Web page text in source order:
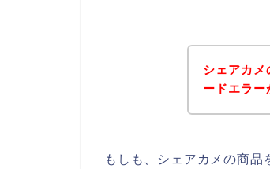
シェアカ
ードエラー
もしも、シェアカメの商